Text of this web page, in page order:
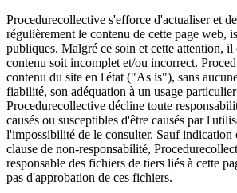
Procedurecollective s'efforce d'actualiser et
régulièrement le contenu de cette page web,
publiques. Malgré ce soin et cette attention, il
contenu soit incomplet et/ou incorrect.
contenu du site en l'état ("As is"), sans
fiabilité, son adéquation à un usage
Procedurecollective décline toute
causés ou susceptibles d'être causés par
l'impossibilité de le consulter. Sauf indication
clause de non-responsabilité,
responsable des fichiers de tiers liés à cette
pas d'approbation de ces fichiers.